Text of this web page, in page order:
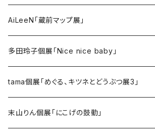
AiLeeN「蔵前マップ展」
多田玲子個展「Nice nice baby」
tama個展「めぐる、キツネとどうぶつ展3」
末山りん個展「にこげの鼓動」